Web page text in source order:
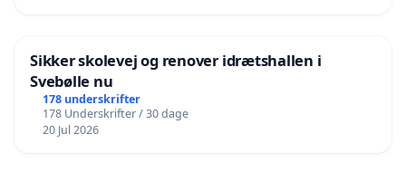
Sikker skolevej og renover idrætshallen i
Svebølle nu
178 underskrifter
178 Underskrifter / 30 dage
20 Jul 2026